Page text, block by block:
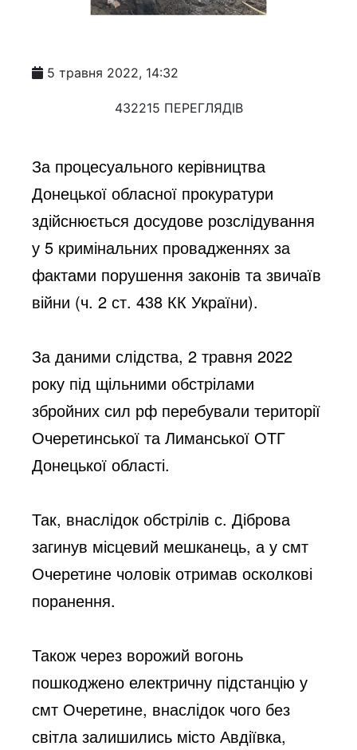
5 травня 2022, 14:32
432215 ПЕРЕГЛЯДІВ
За процесуального керівництва
Донецької обласної прокуратури
здійснюється досудове розслідування
у 5 кримінальних провадженнях за
фактами порушення законів та звичаїв
війни (ч. 2 ст. 438 КК України).
За даними слідства, 2 травня 2022
року під щільними обстрілами
збройних сил рф перебували території
Очеретинської та Лиманської ОТГ
Донецької області.
Так, внаслідок обстрілів с. Діброва
загинув місцевий мешканець, а у смт
Очеретине чоловік отримав осколкові
поранення.
Також через ворожий вогонь
пошкоджено електричну підстанцію у
смт Очеретине, внаслідок чого без
світла залишились місто Авдіївка,